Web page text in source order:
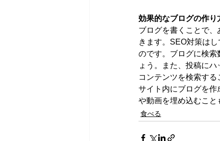
効果的なブログの作り
ブログを書くことで
きます。SEO対策は
のです。ブログに検
ょう。また、投稿に
コンテンツを検索す
サイト内にブログを
や動画を埋め込むこ
食べる